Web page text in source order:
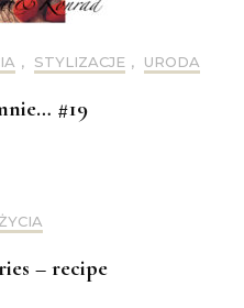
, STYLIZACJE , URODA
#19
– recipe